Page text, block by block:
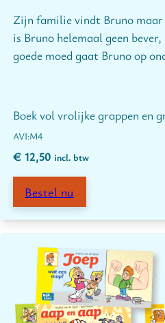
Zijn familie vindt Bruno maar
is Bruno helemaal geen
goede moed gaat Bruno op
Boek vol vrolijke grappen en
M4
€ 12,50 incl. btw
Bestel nu